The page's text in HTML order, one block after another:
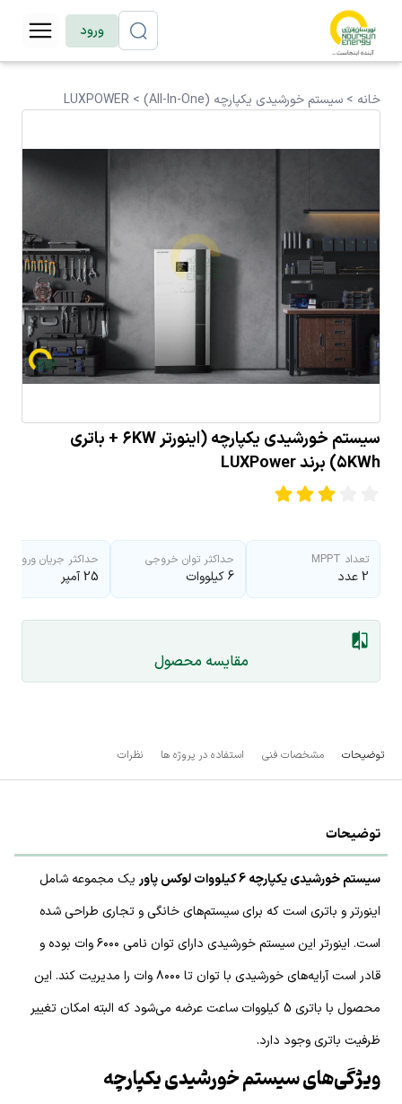
ورود
خانه > سیستم خورشیدی یکپارچه (All-In-One) >
LUXPOWER
سیستم خورشیدی یکپارچه (اینورتر ۶KW + باتری
۵KWh) برند LUXPower
تعداد MPPT
2 عدد
حداکثر توان خروجی
6 کیلووات
حداکثر جریان ورودی
25 آمپر
مقایسه محصول
توضیحات مشخصات فنی استفاده در پروژه ها نظرات
توضیحات
سیستم خورشیدی یکپارچه 6 کیلووات لوکس پاور
یک مجموعه شامل
اینورتر و باتری است که برای سیستم‌های خانگی و تجاری طراحی شده
است. اینورتر این سیستم خورشیدی دارای توان نامی ۶۰۰۰ وات بوده و
قادر است آرایه‌های خورشیدی با توان تا ۸۰۰۰ وات را مدیریت کند. این
محصول با باتری 5 کیلووات ساعت عرضه می‌شود که البته امکان تغییر
ظرفیت باتری وجود دارد.
ویژگی‌های سیستم خورشیدی یکپارچه